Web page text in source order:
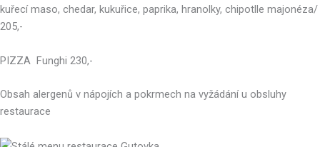
kuřecí maso, chedar, kukuřice, paprika, hranolky, chipotlle majonéza/
205,-
PIZZA Funghi 230,-
Obsah alergenů v nápojích a pokrmech na vyžádání u obsluhy
restaurace